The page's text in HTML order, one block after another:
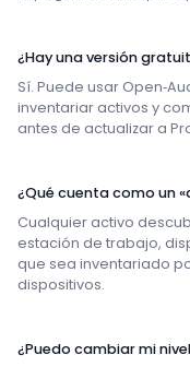
¿Hay una versión
Sí. Puede usar
inventariar activos y
antes de actualizar a
¿Qué cuenta como un
Cualquier activo
estación de trabajo,
que sea inventariado
dispositivos.
¿Puedo cambiar mi